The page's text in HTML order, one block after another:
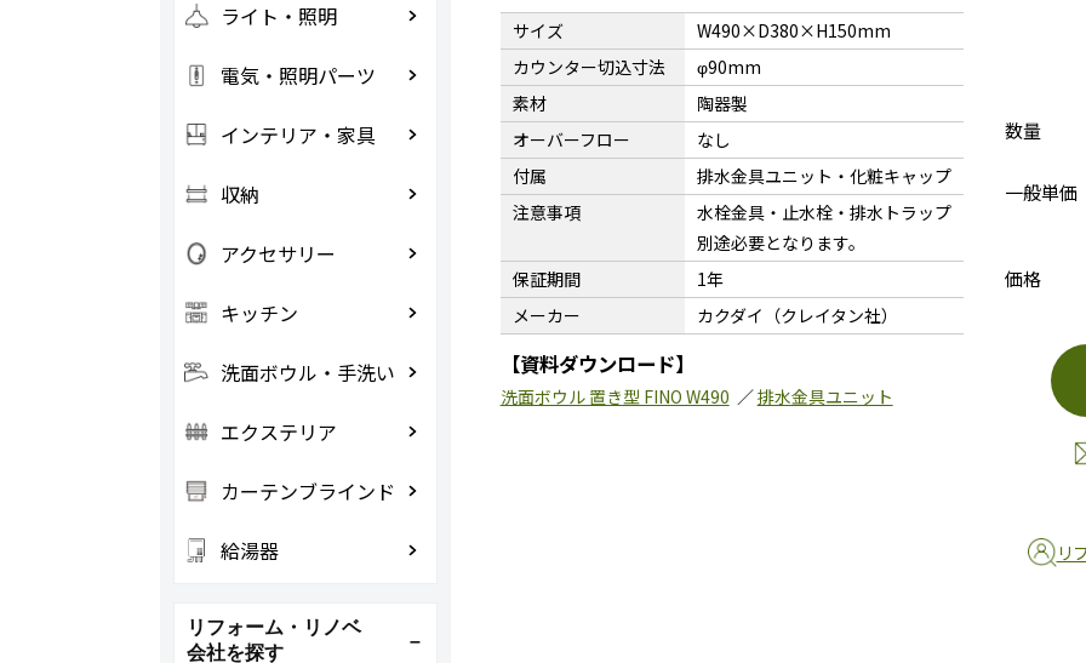
サイズ
W490×D380×H150mm
カウンター切込寸法
φ90mm
素材
陶器製
オーバーフロー
なし
付属
排水金具ユニット・化粧キャップ
注意事項
水栓金具・止水栓・排水トラップ
別途必要となります。
保証期間
1年
メーカー
カクダイ（クレイタン社）
【資料ダウンロード】
洗面ボウル 置き型 FINO W490 ／排水金具ユニット
数量
一般単価
価格
リ
ライト・照明
電気・照明パーツ
インテリア・家具
収納
アクセサリー
キッチン
洗面ボウル・手洗い
エクステリア
カーテンブラインド
給湯器
リフォーム・リノベ
会社を探す